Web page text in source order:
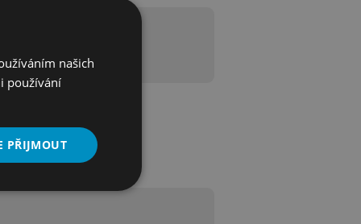
našich
používání
PŘIJMOUT
Nezařazené